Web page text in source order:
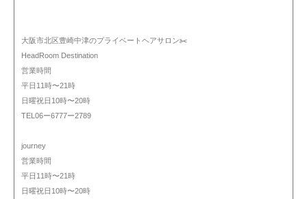
大阪市北区豊崎中津のプライベートヘアサロン✂️
HeadRoom Destination
営業時間
平日11時〜21時
日曜祝日10時〜20時
TEL06ー6777ー2789
journey
営業時間
平日11時〜21時
日曜祝日10時〜20時